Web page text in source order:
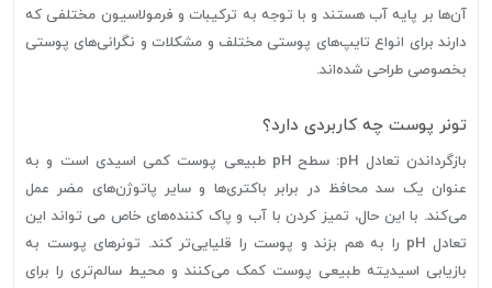
آن‌ها بر پایه آب هستند و با توجه به ترکیبات و فرمولاسیون مختلفی که
دارند برای انواع تایپ‌های پوستی مختلف و مشکلات و نگرانی‌های پوستی
بخصوصی طراحی شده‌اند.
تونر پوست چه کاربردی دارد؟
بازگرداندن تعادل pH: سطح pH طبیعی پوست کمی اسیدی است و به
عنوان یک سد محافظ در برابر باکتری‌ها و سایر پاتوژن‌های مضر عمل
می‌کند. با این حال، تمیز کردن با آب و پاک کننده‌های خاص می تواند این
تعادل pH را به هم بزند و پوست را قلیایی‌تر کند. تونرهای پوست به
بازیابی اسیدیته طبیعی پوست کمک می‌کنند و محیط سالم‌تری را برای